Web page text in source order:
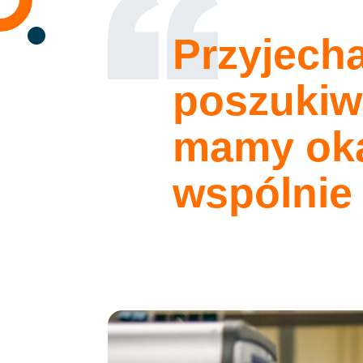
SBA dla ciebie
Historie
mamy
wspólnie